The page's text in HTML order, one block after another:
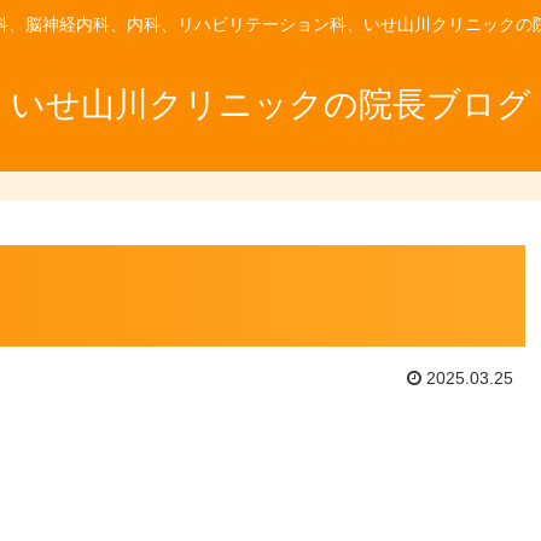
、脳神経内科、内科、リハビリテーション科、いせ山川クリニックの
いせ山川クリニックの院長ブログ
2025.03.25